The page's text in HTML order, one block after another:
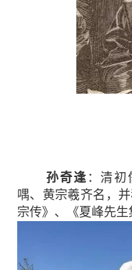
孙奇逢 ：清
喁、黄宗羲齐名，